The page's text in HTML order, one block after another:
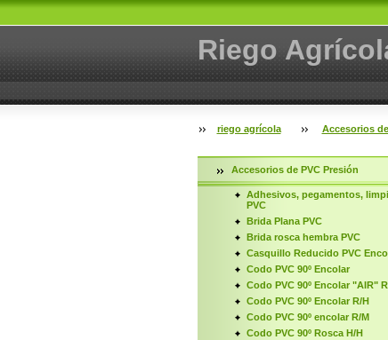
Riego
riego agrícola Accesorios
Accesorios de PVC Presión
Adhesivos, pegamentos,
PVC
Brida Plana PVC
Brida rosca hembra PVC
Casquillo Reducido PVC
Codo PVC 90º Encolar
Codo PVC 90º Encolar "AIR"
Codo PVC 90º Encolar R/H
Codo PVC 90º encolar R/M
Codo PVC 90º Rosca H/H